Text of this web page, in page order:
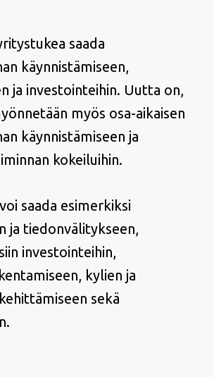
saada
käynnistämiseen,
ja investointeihin. Uutta on,
myös osa-aikaisen
käynnistämiseen ja
kokeiluihin.
saada esimerkiksi
ja tiedonvälitykseen,
investointeihin,
kylien ja
sekä